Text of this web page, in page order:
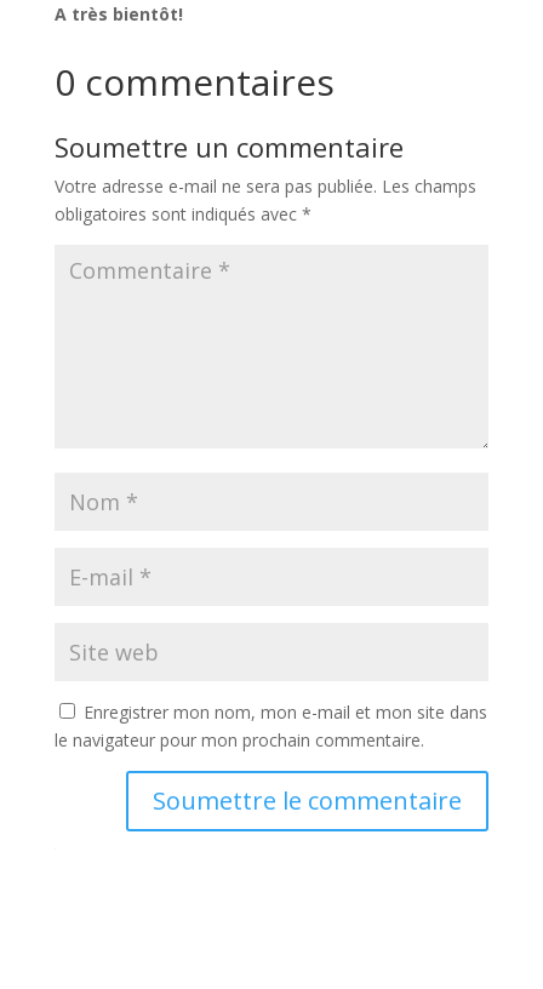
A très bientôt!
0 commentaires
Soumettre un commentaire
Votre adresse e-mail ne sera pas publiée. Les champs
obligatoires sont indiqués avec *
Enregistrer mon nom, mon e-mail et mon site dans
le navigateur pour mon prochain commentaire.
Soumettre le commentaire